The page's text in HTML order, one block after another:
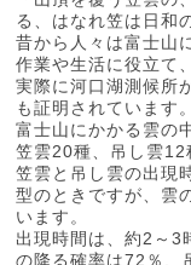
る、はなれ笠は日和
昔から人々は富士山
作業や生活に役立て、
実際に河口湖測候所
も証明されています。
富士山にかかる雲の
笠雲20種、吊し雲12
笠雲と吊し雲の出現
型のときですが、雲
います。
出現時間は、約2～3
の降る確率は72％、